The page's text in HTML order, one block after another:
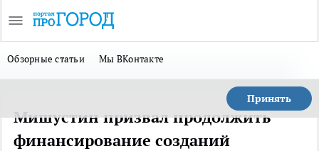
Обзорные статьи Мы ВКонтакте
Принять
Мишустин призвал продолжить
финансирование созданий